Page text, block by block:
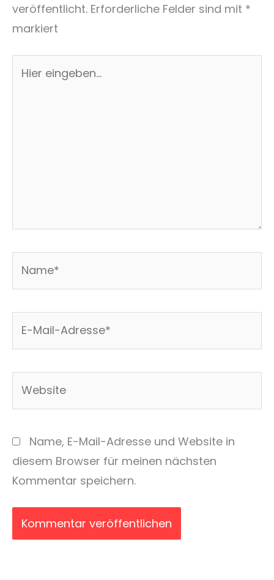
veröffentlicht. Erforderliche Felder sind mit *
markiert
eingeben…
Name, E-Mail-Adresse und Website in
diesem Browser für meinen nächsten
Kommentar speichern.